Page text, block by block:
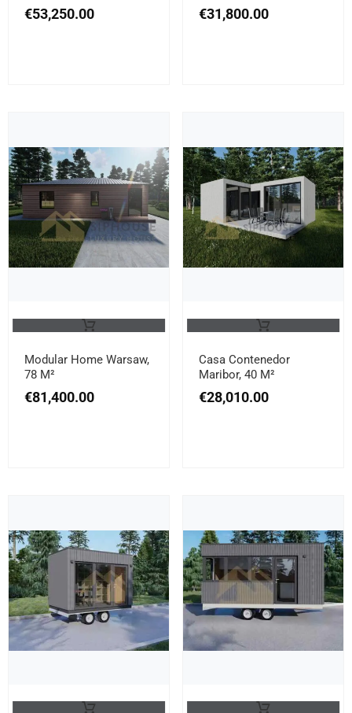
€53,250.00 €31,800.00
Modular Home Warsaw,
78 M²
€81,400.00
Casa Contenedor
Maribor, 40 M²
€28,010.00